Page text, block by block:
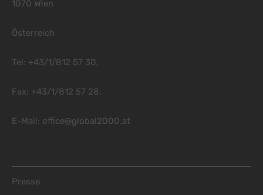
1070 Wien
Österreich
Tel: +43/1/812 57 30,
Fax: +43/1/812 57 28,
E-Mail: office@global2000.at
Presse